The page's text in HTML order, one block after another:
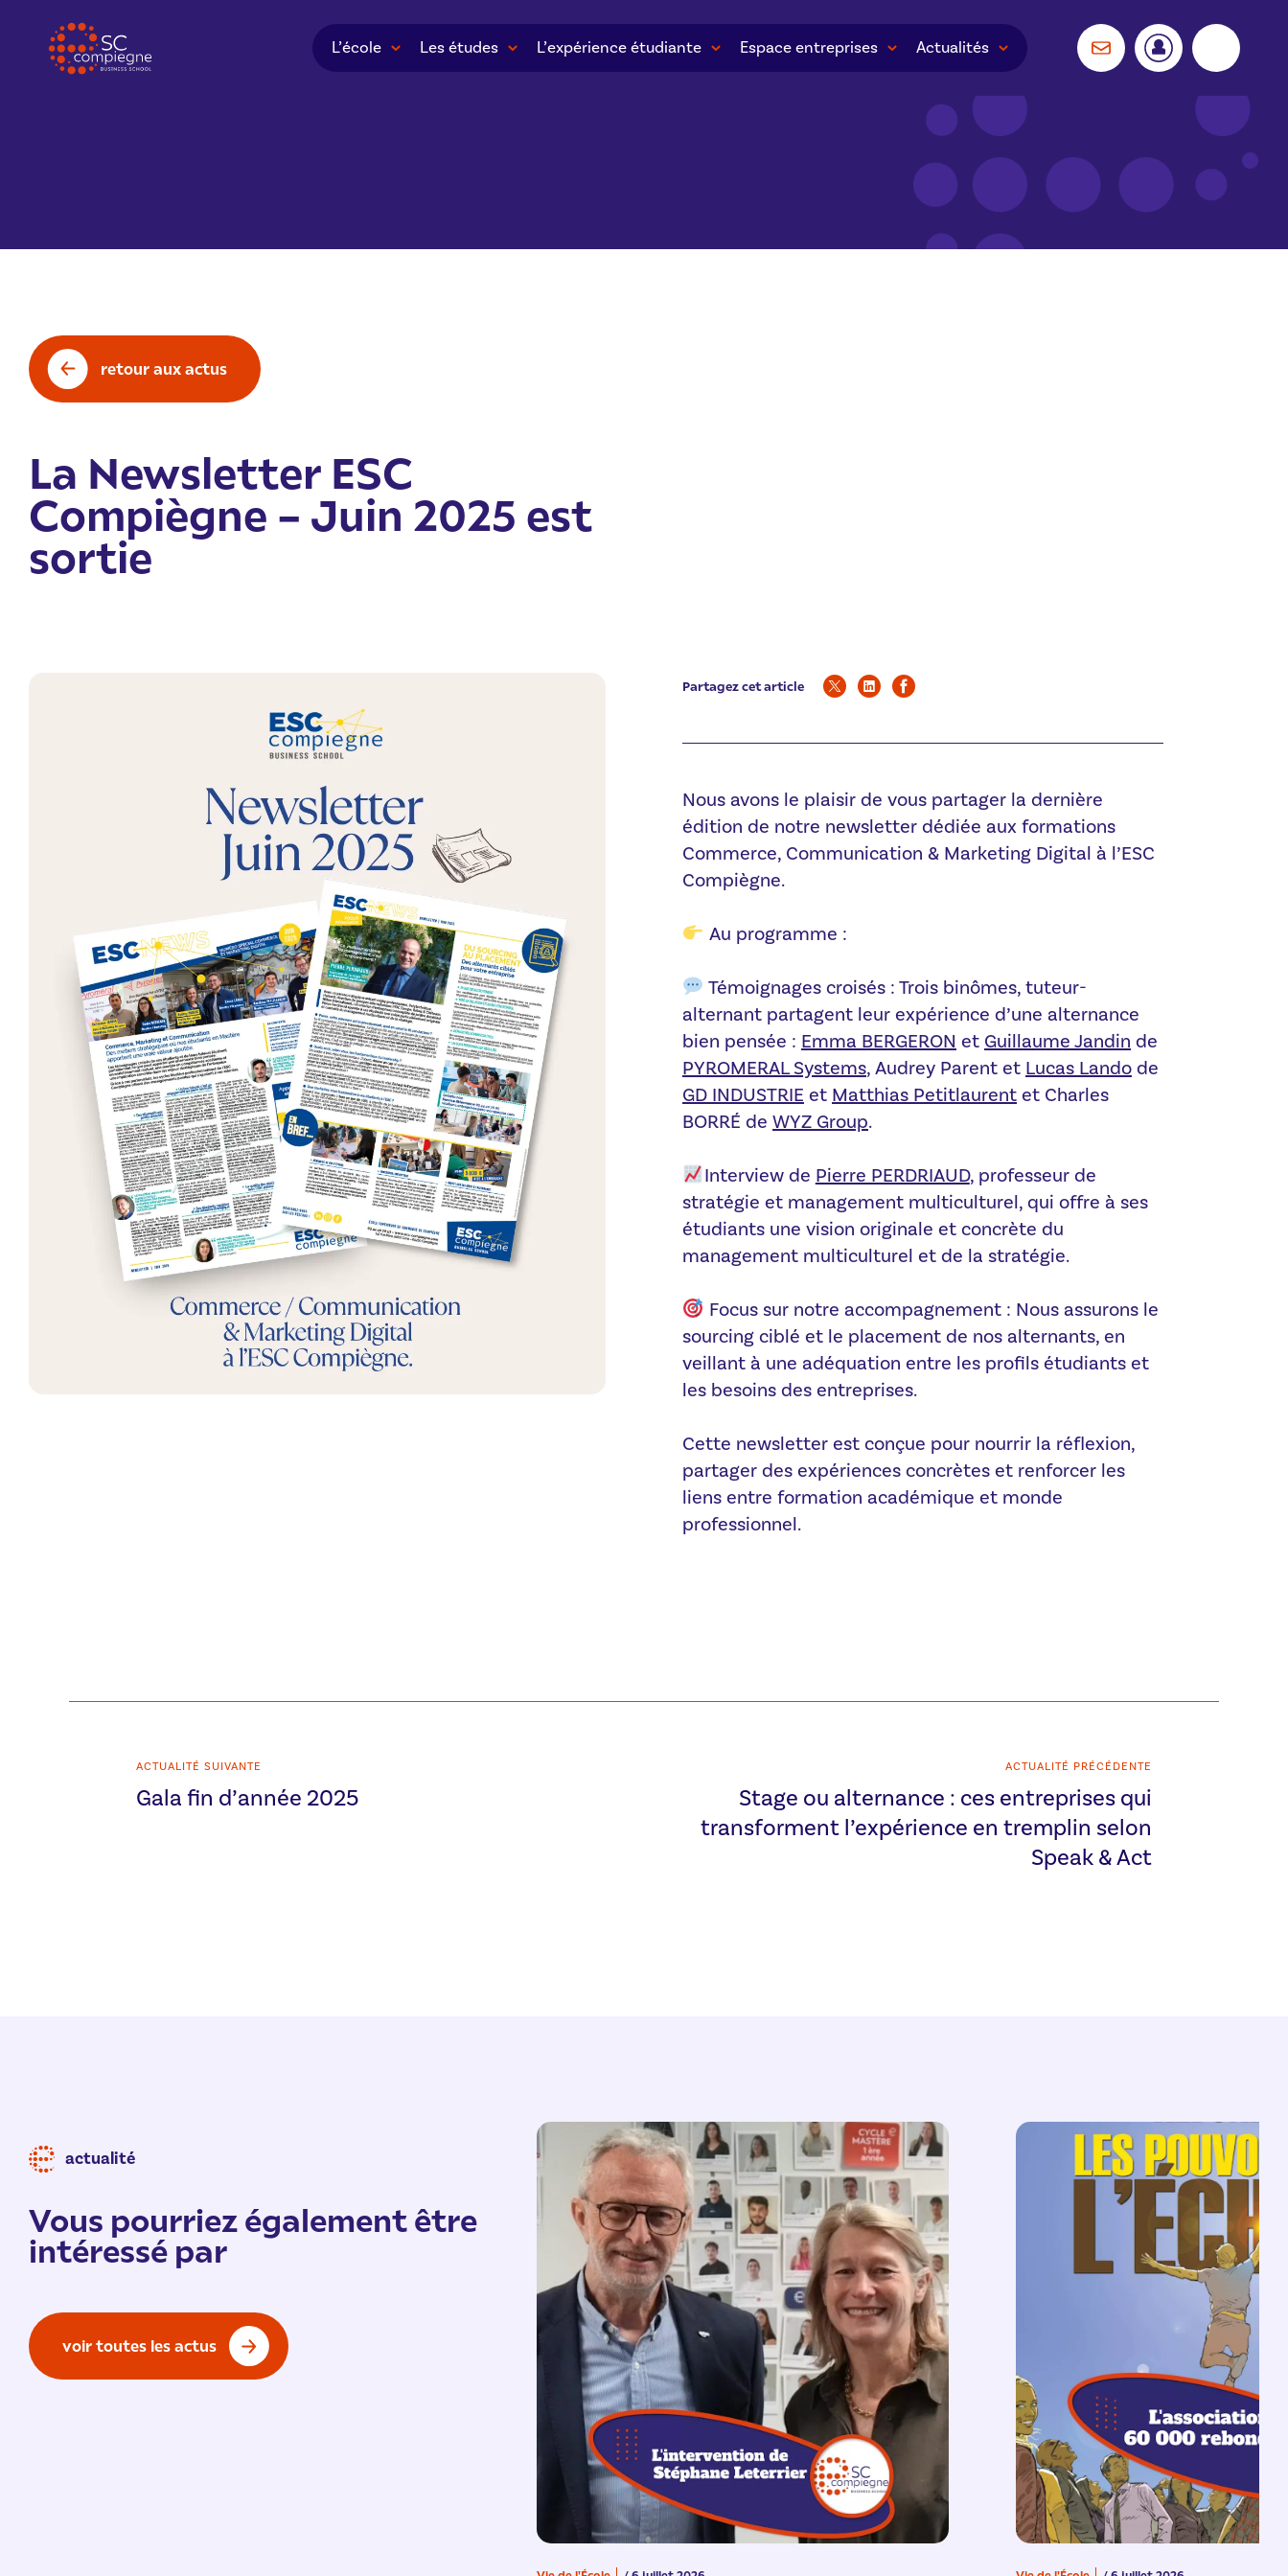
L’école Les études L’expérience étudiante Espace entreprises Actualités
retour aux actus
La Newsletter ESC
Compiègne – Juin 2025 est
sortie
Partagez cet article
Nous avons le plaisir de vous partager la dernière
édition de notre newsletter dédiée aux formations
Commerce, Communication & Marketing Digital à l’ESC
Compiègne.
Au programme :
Témoignages croisés : Trois binômes, tuteur-
alternant partagent leur expérience d’une alternance
bien pensée : Emma BERGERON et Guillaume Jandin de
PYROMERAL Systems, Audrey Parent et Lucas Lando de
GD INDUSTRIE et Matthias Petitlaurentet Charles
BORRÉ de WYZ Group.
Interview de Pierre PERDRIAUD, professeur de
stratégie et management multiculturel, qui offre à ses
étudiants une vision originale et concrète du
management multiculturel et de la stratégie.
Focus sur notre accompagnement : Nous assurons le
sourcing ciblé et le placement de nos alternants, en
veillant à une adéquation entre les profils étudiants et
les besoins des entreprises.
Cette newsletter est conçue pour nourrir la réflexion,
partager des expériences concrètes et renforcer les
liens entre formation académique et monde
professionnel.
ACTUALITÉ SUIVANTE
Gala fin d’année 2025
ACTUALITÉ PRÉCÉDENTE
Stage ou alternance : ces entreprises qui
transforment l’expérience en tremplin selon
Speak & Act
actualité
Vous pourriez également être
intéressé par
voir toutes les actus